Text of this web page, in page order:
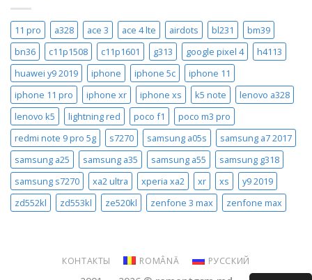
11 pro a328 ace 3 ace 4 lte airdots bl231
bm39
bn36
c11p1508 c11p1601 g313 google pixel 4
h4113
huawei y9 2019
iphone iphone 5c
iphone 11
iphone 11 pro
iphone xr iphone xs k5 note
lenovo a328
lenovo k5
lightning red poco f1
poco m3 pro
redmi note 9 pro 5g
s7270 samsung a05s
samsung a7 2017
samsung a25
samsung a35 samsung a55
samsung g318
samsung s7270
xa2 ultra xperia xa2 xr xs
y9 2019
zd552kl
zd553kl ze520kl zenfone 3 max zenfone max
КОНТАКТЫ ROMÂNĂ РУССКИЙ